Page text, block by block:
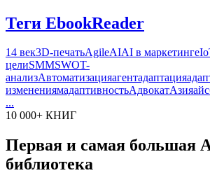
Теги EbookReader
14 век3D-печатьAgileAIAI в маркетинге
целиSMMSWOT-
анализАвтоматизацияагентадаптация
изменениямадаптивностьАдвокатАзия
...
10 000+ КНИГ
Первая и самая большая
библиотека